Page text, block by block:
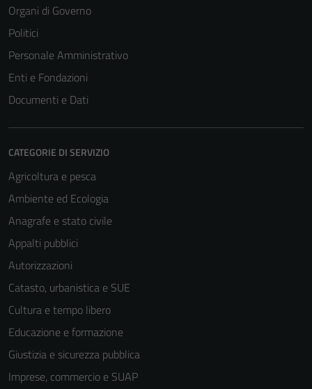
Organi di Governo
Politici
Personale Amministrativo
Enti e Fondazioni
Documenti e Dati
CATEGORIE DI SERVIZIO
Agricoltura e pesca
Ambiente ed Ecologia
Anagrafe e stato civile
Appalti pubblici
Autorizzazioni
Catasto, urbanistica e SUE
Cultura e tempo libero
Educazione e formazione
Giustizia e sicurezza pubblica
Imprese, commercio e SUAP